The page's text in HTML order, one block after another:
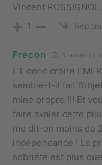
Vincent ROSSIGNOL,
1
Frécon 1 année il y a
ET donc croire
semble-t-il fait
mine propre !!! Et
faire avaler cette
me dit-on moins de
indépendance ! La
sobriété est plus